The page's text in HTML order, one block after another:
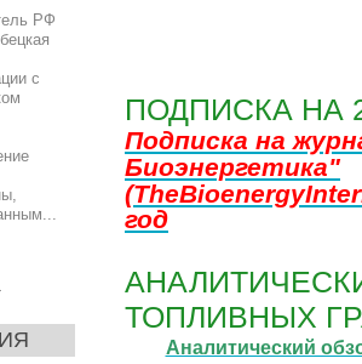
РФ
с
ПОДПИСКА НА
Подписка на
Биоэнергетика"
год
ТОПЛИВНЫХ
Аналитический